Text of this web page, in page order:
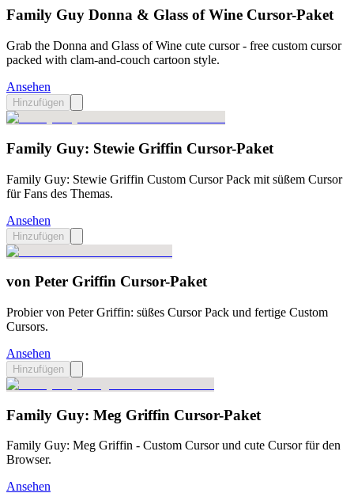
Family Guy Donna & Glass of Wine Cursor-Paket
Grab the Donna and Glass of Wine cute cursor - free custom cursor
packed with clam-and-couch cartoon style.
Ansehen
Hinzufügen
Family Guy: Stewie Griffin Cursor-Paket
Family Guy: Stewie Griffin Custom Cursor Pack mit süßem Cursor
für Fans des Themas.
Ansehen
Hinzufügen
von Peter Griffin Cursor-Paket
Probier von Peter Griffin: süßes Cursor Pack und fertige Custom
Cursors.
Ansehen
Hinzufügen
Family Guy: Meg Griffin Cursor-Paket
Family Guy: Meg Griffin - Custom Cursor und cute Cursor für den
Browser.
Ansehen